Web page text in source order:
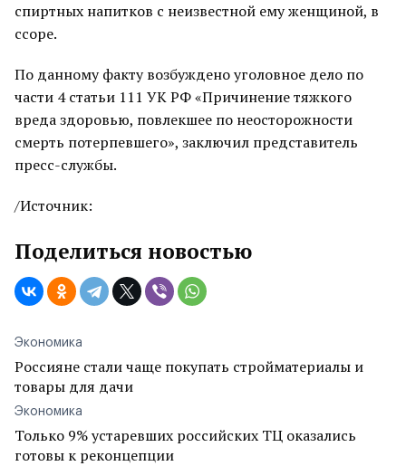
спиртных напитков с неизвестной ему женщиной, в
ссоре.
По данному факту возбуждено уголовное дело по
части 4 статьи 111 УК РФ «Причинение тяжкого
вреда здоровью, повлекшее по неосторожности
смерть потерпевшего», заключил представитель
пресс-службы.
/Источник:
Поделиться новостью
Экономика
Россияне стали чаще покупать стройматериалы и
товары для дачи
Экономика
Только 9% устаревших российских ТЦ оказались
готовы к реконцепции